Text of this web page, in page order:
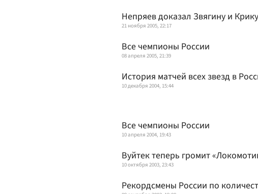
Непряев доказал Звягину и
21 ноября 2005, 22:17
Все чемпионы России
08 апреля 2005, 21:39
История матчей всех звезд в
10 декабря 2004, 15:44
Все чемпионы России
10 апреля 2004, 19:43
Вуйтек теперь громит
10 октября 2003, 23:43
Рекордсмены России по